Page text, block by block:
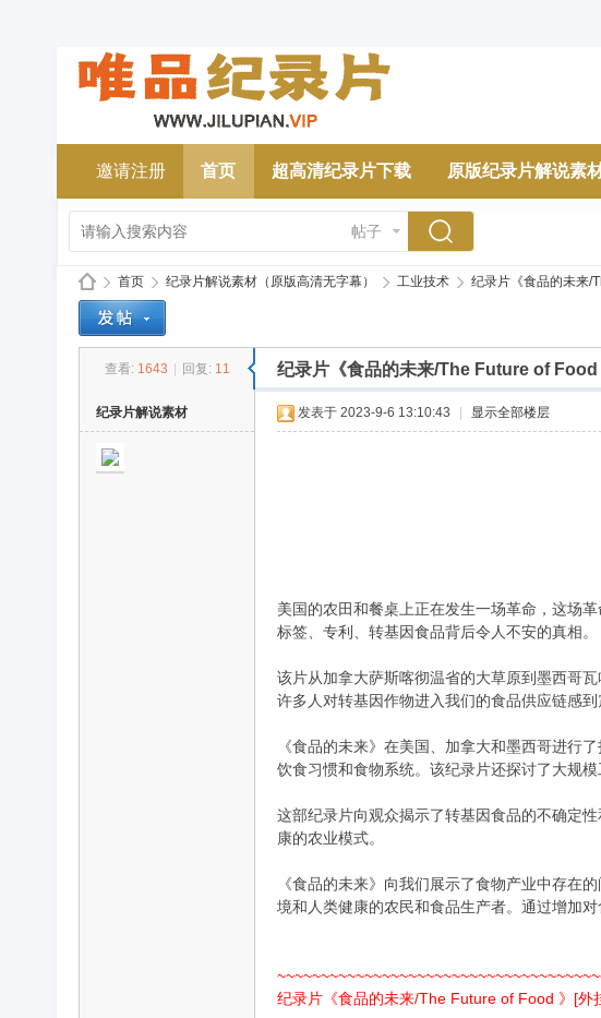
邀请注册 首页 超高清纪录片下载 原版纪录片解说素
帖子
首页
›
纪录片解说素材（原版高清无字幕）
›
工业技术
›
纪录片《食品的未来/
查看: 1643 回复: 11 纪录片《食品的未来/The Future of
纪录片解说素材 发表于 2023-9-6 13:10:43 显示全部楼层
美国的农田和餐桌上正在发生一场革命，这场
标签、专利、转基因食品背后令人不安的真相。
该片从加拿大萨斯喀彻温省的大草原到墨西哥
许多人对转基因作物进入我们的食品供应链感到
《食品的未来》在美国、加拿大和墨西哥进行
饮食习惯和食物系统。该纪录片还探讨了大规
这部纪录片向观众揭示了转基因食品的不确定
康的农业模式。
《食品的未来》向我们展示了食物产业中存在
境和人类健康的农民和食品生产者。通过增加
纪录片《食品的未来/The Future of Food 》[外